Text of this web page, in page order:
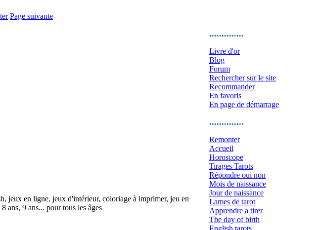
Page suivante
jeux en ligne, jeux d'intérieur, coloriage à imprimer, jeu en
ans, 9 ans... pour tous les âges
..............
Livre d'or
Blog
Forum
Rechercher sur le site
Recommander
En favoris
En page de démarrage
..............
Remonter
Accueil
Horoscope
Tirages Tarots
Répondre oui non
Mois de naissance
Jour de naissance
Lames de tarot
Apprendre a tirer
The day of birth
English tarots